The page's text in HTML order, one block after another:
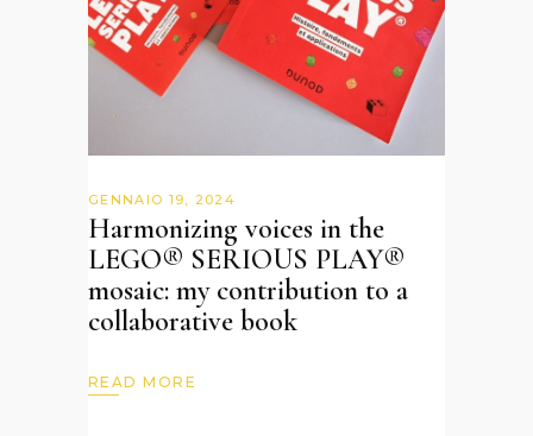
GENNAIO 19, 2024
Harmonizing voices in the
LEGO® SERIOUS PLAY®
mosaic: my contribution to a
collaborative book
READ MORE